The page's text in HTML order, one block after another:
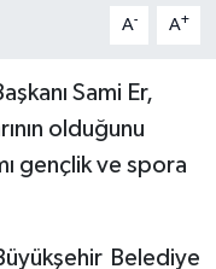
A- A+
Sami Er,
olduğunu
gençlik ve spora
Belediye